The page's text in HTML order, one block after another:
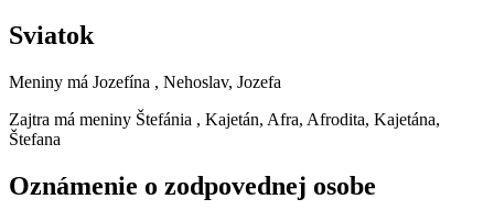
Sviatok
Meniny má Jozefína , Nehoslav, Jozefa
Zajtra má meniny Štefánia , Kajetán, Afra, Afrodita, Kajetána,
Štefana
Oznámenie o zodpovednej osobe